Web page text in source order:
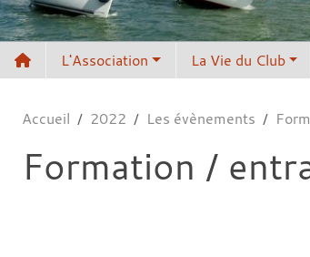
L'Association La Vie du Club
Accueil 2022 Les évènements
Formation /